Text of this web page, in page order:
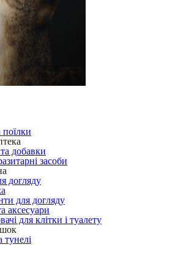
добавки
засоби
догляду
для догляду
аксесуари
для клітки і туалету
тунелі